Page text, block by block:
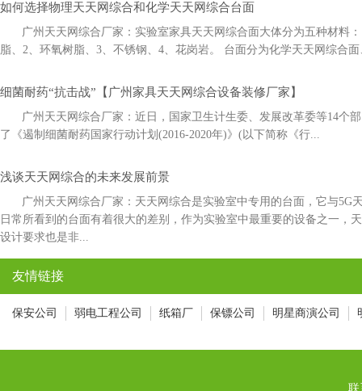
如何选择物理天天网综合和化学天天网综合台面
广州天天网综合厂家：实验室家具天天网综合面大体分为五种材料：
脂、2、环氧树脂、3、不锈钢、4、花岗岩。 台面分为化学天天网综合
细菌耐药“抗击战”【广州家具天天网综合设备装修厂家】
广州天天网综合厂家：近日，国家卫生计生委、发展改革委等14
了《遏制细菌耐药国家行动计划(2016-2020年)》(以下简称《行...
浅谈天天网综合的未来发展前景
广州天天网综合厂家：天天网综合是实验室中专用的台面，它与
日常所看到的台面有着很大的差别，作为实验室中最重要的设备之一，
设计要求也是非...
友情链接
保安公司 弱电工程公司 纸箱厂 保镖公司 明星商演公司
联